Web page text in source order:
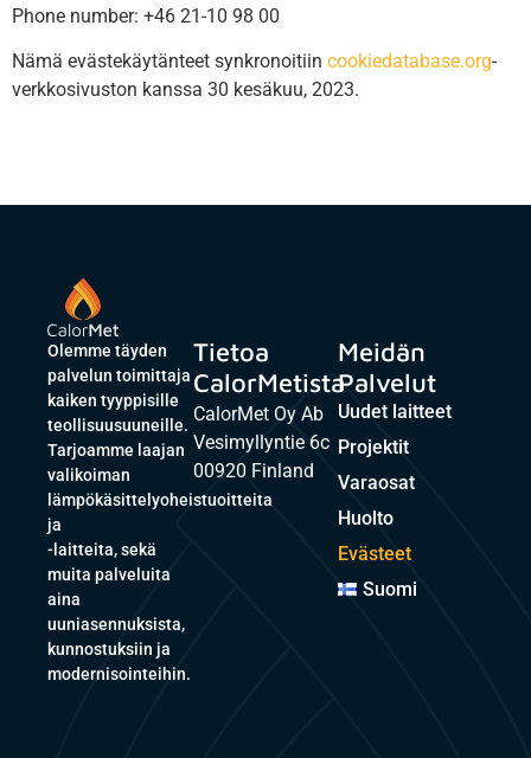
Phone number: +46 21-10 98 00
Nämä evästekäytänteet synkronoitiin cookiedatabase.org-
verkkosivuston kanssa 30 kesäkuu, 2023.
Olemme täyden
palvelun toimittaja
kaiken tyyppisille
teollisuusuuneille.
Tarjoamme laajan
valikoiman
lämpökäsittelyoheistuoitteita
ja
-laitteita, sekä
muita palveluita
aina
uuniasennuksista,
kunnostuksiin ja
modernisointeihin.
Tietoa
CalorMetista
CalorMet Oy Ab
Vesimyllyntie 6c
00920 Finland
Meidän
Palvelut
Uudet laitteet
Projektit
Varaosat
Huolto
Evästeet
Suomi